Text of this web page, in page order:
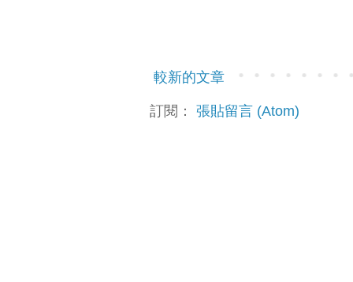
較新的文章
訂閱： 張貼留言 (Atom)